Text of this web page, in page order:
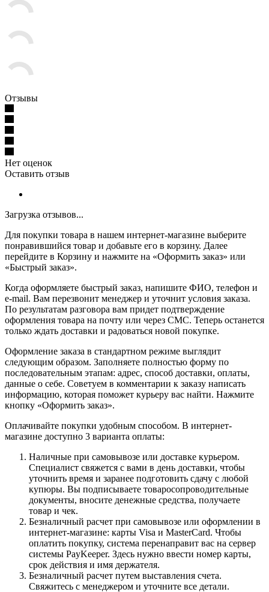
Отзывы
Нет оценок
Оставить отзыв
Загрузка отзывов...
Для покупки товара в нашем интернет-магазине выберите
понравившийся товар и добавьте его в корзину. Далее
перейдите в Корзину и нажмите на «Оформить заказ» или
«Быстрый заказ».
Когда оформляете быстрый заказ, напишите ФИО, телефон и
e-mail. Вам перезвонит менеджер и уточнит условия заказа.
По результатам разговора вам придет подтверждение
оформления товара на почту или через СМС. Теперь останется
только ждать доставки и радоваться новой покупке.
Оформление заказа в стандартном режиме выглядит
следующим образом. Заполняете полностью форму по
последовательным этапам: адрес, способ доставки, оплаты,
данные о себе. Советуем в комментарии к заказу написать
информацию, которая поможет курьеру вас найти. Нажмите
кнопку «Оформить заказ».
Оплачивайте покупки удобным способом. В интернет-
магазине доступно 3 варианта оплаты:
Наличные при самовывозе или доставке курьером.
Специалист свяжется с вами в день доставки, чтобы
уточнить время и заранее подготовить сдачу с любой
купюры. Вы подписываете товаросопроводительные
документы, вносите денежные средства, получаете
товар и чек.
Безналичный расчет при самовывозе или оформлении в
интернет-магазине: карты Visa и MasterCard. Чтобы
оплатить покупку, система перенаправит вас на сервер
системы PayKeeper. Здесь нужно ввести номер карты,
срок действия и имя держателя.
Безналичный расчет путем выставления счета.
Свяжитесь с менеджером и уточните все детали.